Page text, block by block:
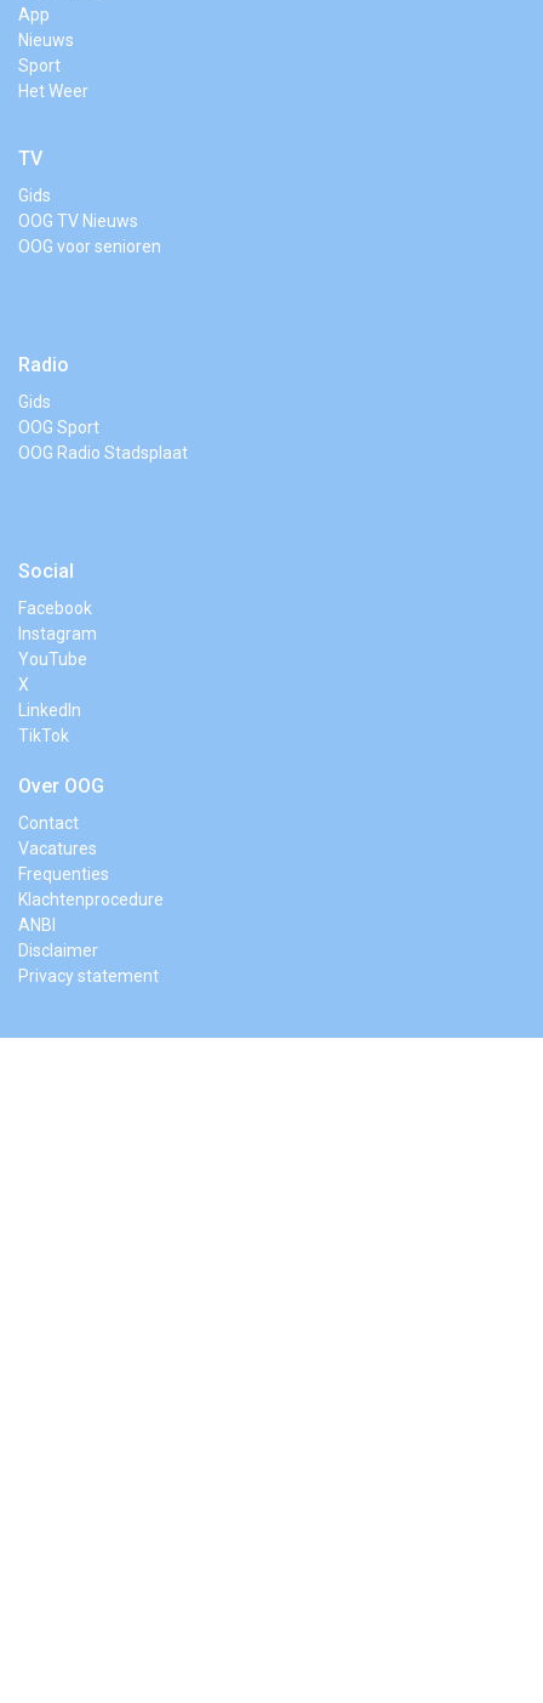
App
Nieuws
Sport
Het Weer
TV
Gids
OOG TV Nieuws
OOG voor senioren
Radio
Gids
OOG Sport
OOG Radio Stadsplaat
Social
Facebook
Instagram
YouTube
X
LinkedIn
TikTok
Over OOG
Contact
Vacatures
Frequenties
Klachtenprocedure
ANBI
Disclaimer
Privacy statement